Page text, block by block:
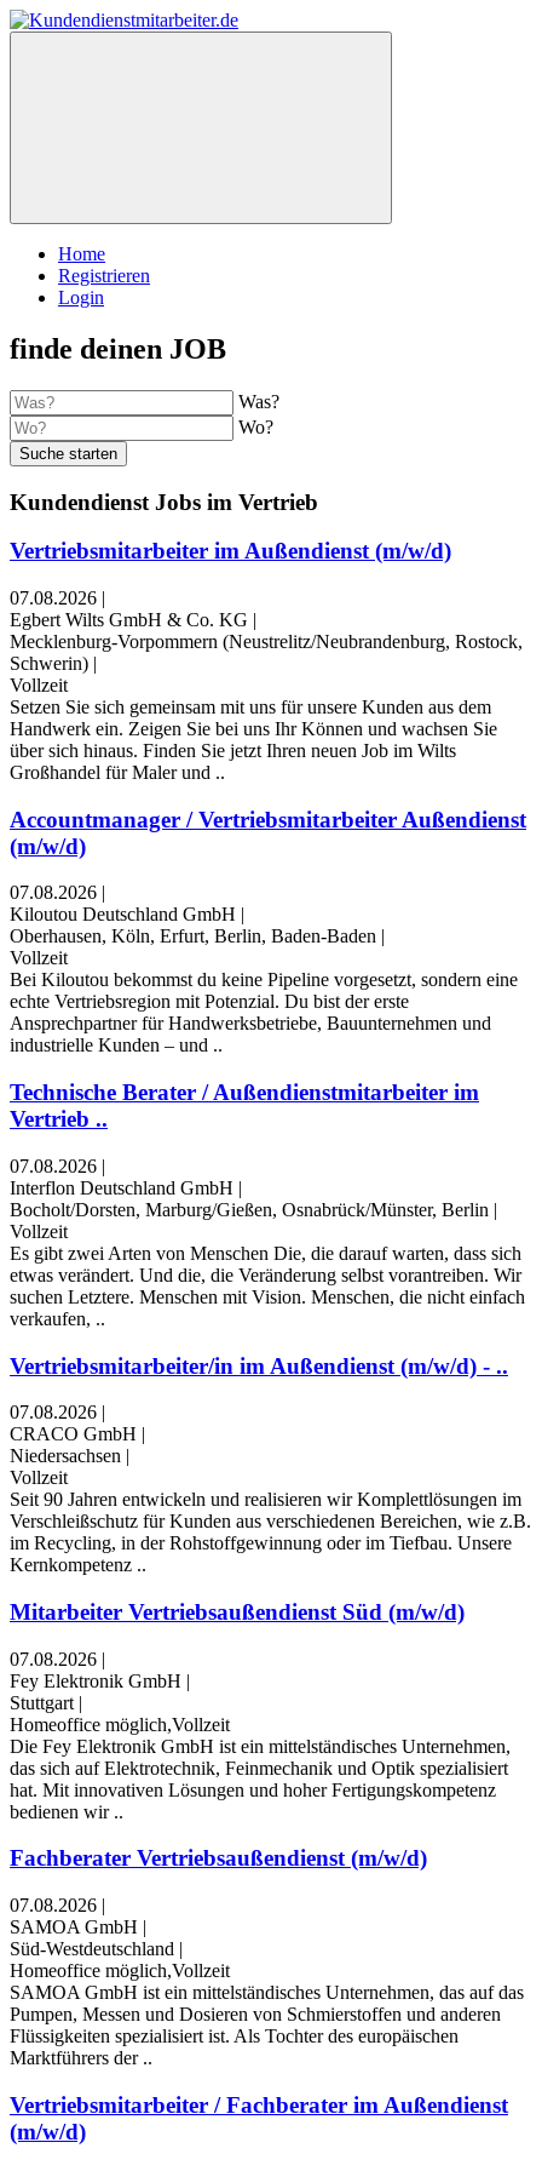
Home
Registrieren
Login
finde deinen JOB
Was?
Wo?
Suche starten
Kundendienst Jobs im Vertrieb
Vertriebsmitarbeiter im Außendienst (m/w/d)
07.08.2026 |
Egbert Wilts GmbH & Co. KG |
Mecklenburg-Vorpommern (Neustrelitz/Neubrandenburg, Rostock,
Schwerin) |
Vollzeit
Setzen Sie sich gemeinsam mit uns für unsere Kunden aus dem
Handwerk ein. Zeigen Sie bei uns Ihr Können und wachsen Sie
über sich hinaus. Finden Sie jetzt Ihren neuen Job im Wilts
Großhandel für Maler und ..
Accountmanager / Vertriebsmitarbeiter Außendienst
(m/w/d)
07.08.2026 |
Kiloutou Deutschland GmbH |
Oberhausen, Köln, Erfurt, Berlin, Baden-Baden |
Vollzeit
Bei Kiloutou bekommst du keine Pipeline vorgesetzt, sondern eine
echte Vertriebsregion mit Potenzial. Du bist der erste
Ansprechpartner für Handwerksbetriebe, Bauunternehmen und
industrielle Kunden – und ..
Technische Berater / Außendienstmitarbeiter im
Vertrieb ..
07.08.2026 |
Interflon Deutschland GmbH |
Bocholt/Dorsten, Marburg/Gießen, Osnabrück/Münster, Berlin |
Vollzeit
Es gibt zwei Arten von Menschen Die, die darauf warten, dass sich
etwas verändert. Und die, die Veränderung selbst vorantreiben. Wir
suchen Letztere. Menschen mit Vision. Menschen, die nicht einfach
verkaufen, ..
Vertriebsmitarbeiter/in im Außendienst (m/w/d) - ..
07.08.2026 |
CRACO GmbH |
Niedersachsen |
Vollzeit
Seit 90 Jahren entwickeln und realisieren wir Komplettlösungen im
Verschleißschutz für Kunden aus verschiedenen Bereichen, wie z.B.
im Recycling, in der Rohstoffgewinnung oder im Tiefbau. Unsere
Kernkompetenz ..
Mitarbeiter Vertriebsaußendienst Süd (m/w/d)
07.08.2026 |
Fey Elektronik GmbH |
Stuttgart |
Homeoffice möglich,Vollzeit
Die Fey Elektronik GmbH ist ein mittelständisches Unternehmen,
das sich auf Elektrotechnik, Feinmechanik und Optik spezialisiert
hat. Mit innovativen Lösungen und hoher Fertigungskompetenz
bedienen wir ..
Fachberater Vertriebsaußendienst (m/w/d)
07.08.2026 |
SAMOA GmbH |
Süd-Westdeutschland |
Homeoffice möglich,Vollzeit
SAMOA GmbH ist ein mittelständisches Unternehmen, das auf das
Pumpen, Messen und Dosieren von Schmierstoffen und anderen
Flüssigkeiten spezialisiert ist. Als Tochter des europäischen
Marktführers der ..
Vertriebsmitarbeiter / Fachberater im Außendienst
(m/w/d)